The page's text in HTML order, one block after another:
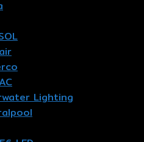
Lighting